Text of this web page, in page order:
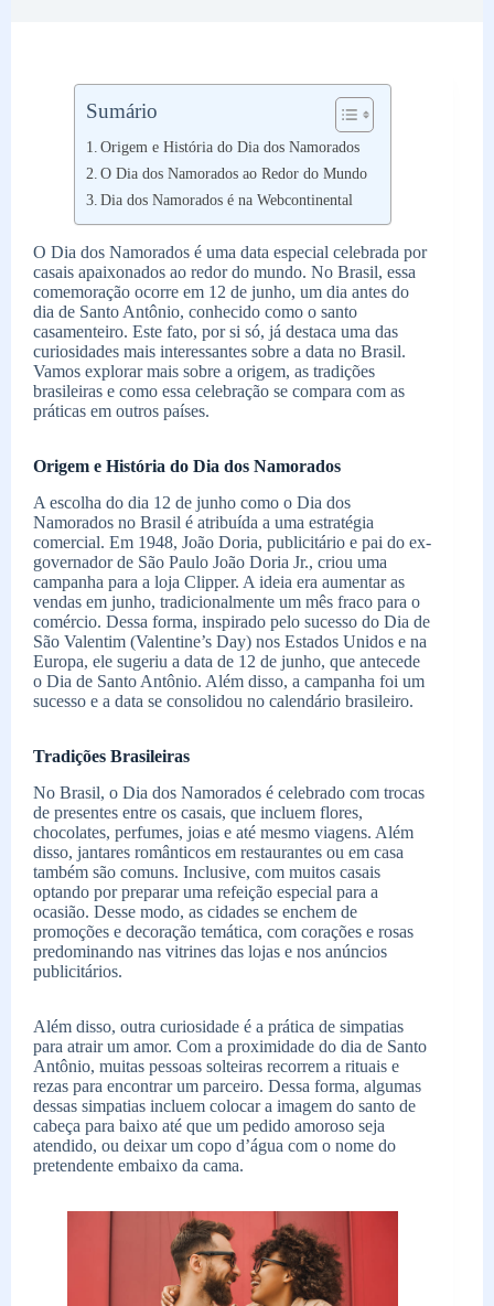
Sumário
Origem e História do Dia dos Namorados
O Dia dos Namorados ao Redor do Mundo
Dia dos Namorados é na Webcontinental
O Dia dos Namorados é uma data especial celebrada por
casais apaixonados ao redor do mundo. No Brasil, essa
comemoração ocorre em 12 de junho, um dia antes do
dia de Santo Antônio, conhecido como o santo
casamenteiro. Este fato, por si só, já destaca uma das
curiosidades mais interessantes sobre a data no Brasil.
Vamos explorar mais sobre a origem, as tradições
brasileiras e como essa celebração se compara com as
práticas em outros países.
Origem e História do Dia dos Namorados
A escolha do dia 12 de junho como o Dia dos
Namorados no Brasil é atribuída a uma estratégia
comercial. Em 1948, João Doria, publicitário e pai do ex-
governador de São Paulo João Doria Jr., criou uma
campanha para a loja Clipper. A ideia era aumentar as
vendas em junho, tradicionalmente um mês fraco para o
comércio. Dessa forma, inspirado pelo sucesso do Dia de
São Valentim (Valentine’s Day) nos Estados Unidos e na
Europa, ele sugeriu a data de 12 de junho, que antecede
o Dia de Santo Antônio. Além disso, a campanha foi um
sucesso e a data se consolidou no calendário brasileiro.
Tradições Brasileiras
No Brasil, o Dia dos Namorados é celebrado com trocas
de presentes entre os casais, que incluem flores,
chocolates, perfumes, joias e até mesmo viagens. Além
disso, jantares românticos em restaurantes ou em casa
também são comuns. Inclusive, com muitos casais
optando por preparar uma refeição especial para a
ocasião. Desse modo, as cidades se enchem de
promoções e decoração temática, com corações e rosas
predominando nas vitrines das lojas e nos anúncios
publicitários.
Além disso, outra curiosidade é a prática de simpatias
para atrair um amor. Com a proximidade do dia de Santo
Antônio, muitas pessoas solteiras recorrem a rituais e
rezas para encontrar um parceiro. Dessa forma, algumas
dessas simpatias incluem colocar a imagem do santo de
cabeça para baixo até que um pedido amoroso seja
atendido, ou deixar um copo d’água com o nome do
pretendente embaixo da cama.